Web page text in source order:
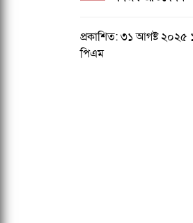
প্রকাশিত: ৩১ আগষ্ট ২০২৫
পিএম